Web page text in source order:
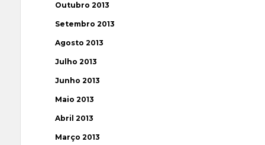
Outubro 2013
Setembro 2013
Agosto 2013
Julho 2013
Junho 2013
Maio 2013
Abril 2013
Março 2013